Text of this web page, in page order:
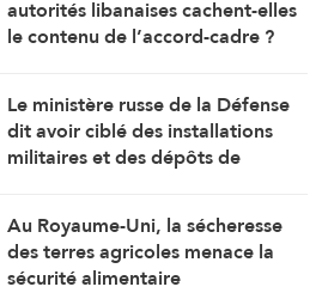
autorités libanaises cachent-elles
le contenu de l’accord-cadre ?
Le ministère russe de la Défense
dit avoir ciblé des installations
militaires et des dépôts de
Au Royaume-Uni, la sécheresse
des terres agricoles menace la
sécurité alimentaire